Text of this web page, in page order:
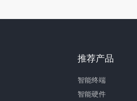
推荐产品
智能终端
智能硬件